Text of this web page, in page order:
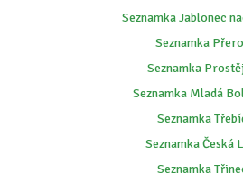
Seznamka Jablonec
Seznamka
Seznamka
Seznamka Mladá
Seznamka
Seznamka Česká
Seznamka